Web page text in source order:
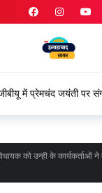
में प्रेमचंद जयंती पर
को उन्ही के कार्यकर्ताओं ने